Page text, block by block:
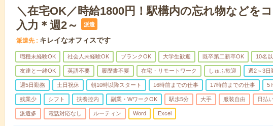
＼在宅OK／時給1800円！駅構内の忘れ物などを
入力＊週2～
派遣
派遣先 キレイなオフィスです
職種未経験OK 社会人未経験OK ブランクOK 大学生歓迎 既卒第二新卒OK 10名
友達と一緒OK 英語不要 履歴書不要 在宅・リモートワーク しゅふ歓迎 週2～3日
週5日勤務 土日祝休 朝10時以降スタート 16時前までの仕事 17時前までの仕事 5
残業少 シフト 扶養控内 副業・WワークOK 駅歩5分 大手 服装自由 日払
派遣多 電話対応なし ルーティン Word Excel